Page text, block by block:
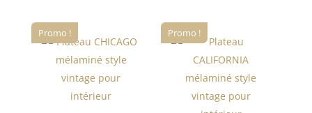
plusieurs
variations.
Les
options
Les
options
peuvent
être
Promo ! Promo !